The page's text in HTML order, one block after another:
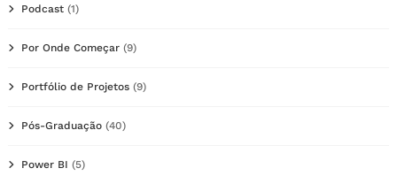
Podcast (1)
Por Onde Começar (9)
Portfólio de Projetos (9)
Pós-Graduação (40)
Power BI (5)